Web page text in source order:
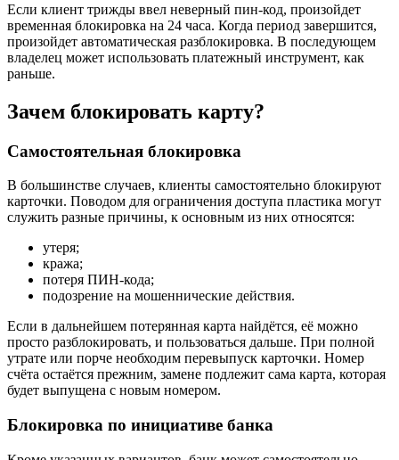
Если клиент трижды ввел неверный пин-код, произойдет
временная блокировка на 24 часа. Когда период завершится,
произойдет автоматическая разблокировка. В последующем
владелец может использовать платежный инструмент, как
раньше.
Зачем блокировать карту?
Самостоятельная блокировка
В большинстве случаев, клиенты самостоятельно блокируют
карточки. Поводом для ограничения доступа пластика могут
служить разные причины, к основным из них относятся:
утеря;
кража;
потеря ПИН-кода;
подозрение на мошеннические действия.
Если в дальнейшем потерянная карта найдётся, её можно
просто разблокировать, и пользоваться дальше. При полной
утрате или порче необходим перевыпуск карточки. Номер
счёта остаётся прежним, замене подлежит сама карта, которая
будет выпущена с новым номером.
Блокировка по инициативе банка